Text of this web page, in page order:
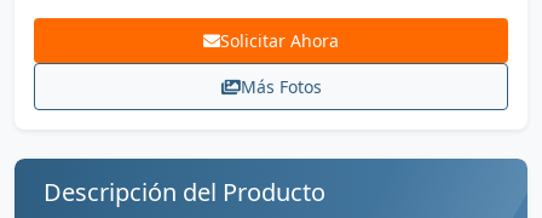
Solicitar Ahora
Más Fotos
Descripción del Producto